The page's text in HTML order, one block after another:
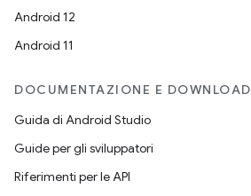
Android 12
Android 11
DOCUMENTAZIONE E DOWNLOAD
Guida di Android Studio
Guide per gli sviluppatori
Riferimenti per le API